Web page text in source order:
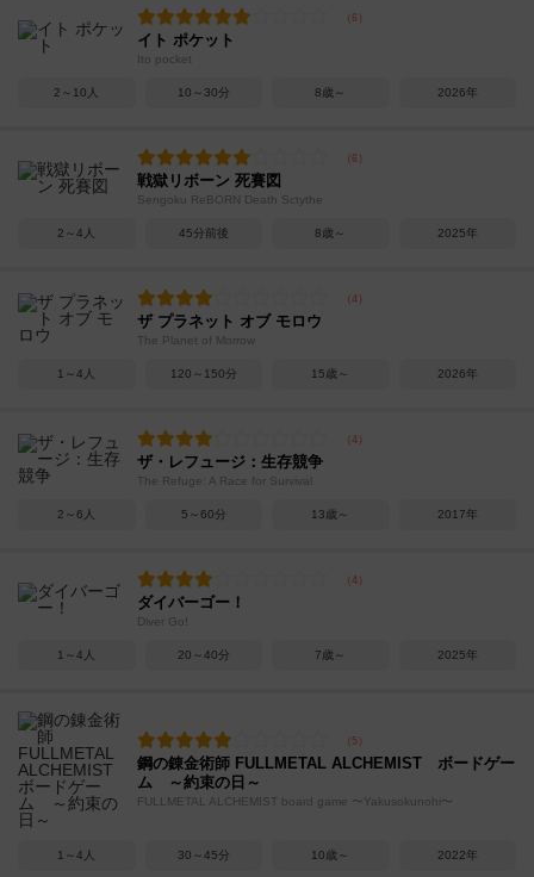
イト ポケット
Ito pocket
2～10人 10～30分 8歳～ 2026年
戦獄リボーン 死賽図
Sengoku ReBORN Death Sctythe
2～4人 45分前後 8歳～ 2025年
ザ プラネット オブ モロウ
The Planet of Morrow
1～4人 120～150分 15歳～ 2026年
ザ・レフュージ：生存競争
The Refuge: A Race for Survival
2～6人 5～60分 13歳～ 2017年
ダイバーゴー！
Diver Go!
1～4人 20～40分 7歳～ 2025年
鋼の錬金術師 FULLMETAL ALCHEMIST ボードゲー
ム ～約束の日～
FULLMETAL ALCHEMIST board game 〜Yakusokunohi〜
1～4人 30～45分 10歳～ 2022年